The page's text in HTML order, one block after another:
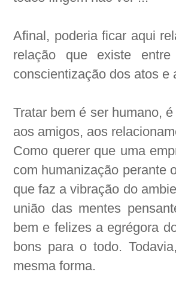
Afinal, poderia ficar aqui
relação que existe
conscientização dos atos e
Tratar bem é ser humano,
aos amigos, aos
Como querer que uma
com humanização perante
que faz a vibração do
união das mentes
bem e felizes a egrégora
bons para o todo.
mesma forma.